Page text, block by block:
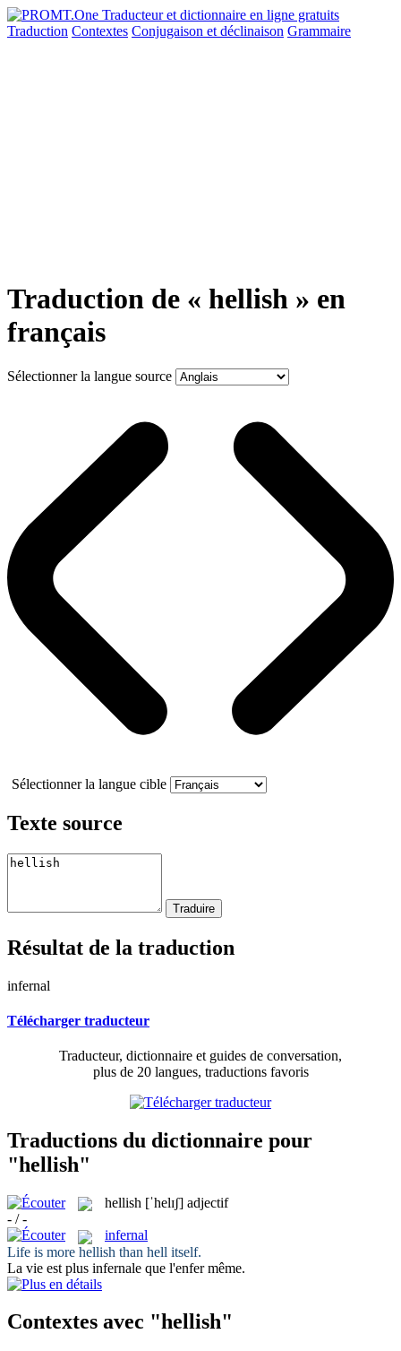
Traduction Contextes Conjugaison et déclinaison Grammaire
Traduction de « hellish » en
français
Sélectionner la langue source
Sélectionner la langue cible
Texte source
Résultat de la traduction
infernal
Télécharger traducteur
Traducteur, dictionnaire et guides de conversation,
plus de 20 langues, traductions favoris
Traductions du dictionnaire pour
"hellish"
hellish [ˈhelɪʃ] adjectif
- / -
infernal
Life is more hellish than hell itself.
La vie est plus infernale que l'enfer même.
Contextes avec "hellish"